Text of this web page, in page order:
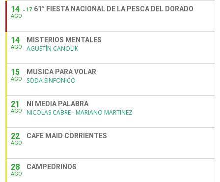
14
AGO
17 61° FIESTA NACIONAL DE LA PESCA DEL DORADO
14
AGO
MISTERIOS MENTALES
AGUSTÍN CANOLIK
15
AGO
MUSICA PARA VOLAR
SODA SINFONICO
21
AGO
NI MEDIA PALABRA
NICOLAS CABRE - MARIANO MARTINEZ
22
AGO
CAFE MAID CORRIENTES
28
AGO
CAMPEDRINOS